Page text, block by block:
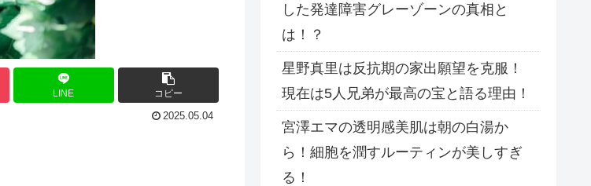
LINE コピー
2025.05.04
した発達障害グレーゾーンの真相と
は！？
星野真里は反抗期の家出願望を克服！
現在は5人兄弟が最高の宝と語る理由！
宮澤エマの透明感美肌は朝の白湯か
ら！細胞を潤すルーティンが美しすぎ
る！